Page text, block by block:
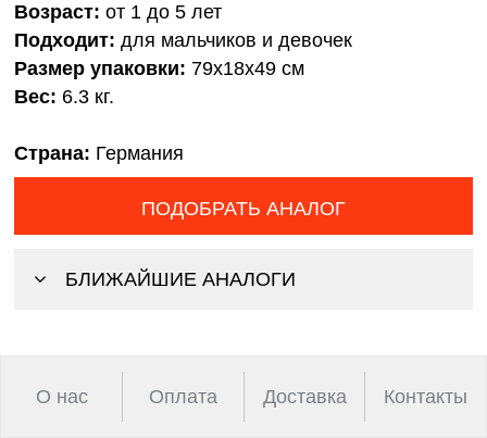
Возраст: от 1 до 5 лет
Подходит: для мальчиков и девочек
Размер упаковки: 79х18х49 см
Вес: 6.3 кг.
Страна: Германия
ПОДОБРАТЬ АНАЛОГ
БЛИЖАЙШИЕ АНАЛОГИ
О нас Оплата Доставка Контакты